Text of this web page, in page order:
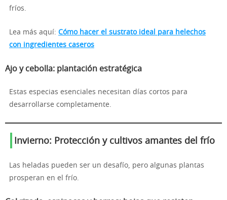
fríos.
Lea más aquí: Cómo hacer el sustrato ideal para helechos
con ingredientes caseros
Ajo y cebolla: plantación estratégica
Estas especias esenciales necesitan días cortos para
desarrollarse completamente.
Invierno: Protección y cultivos amantes del frío
Las heladas pueden ser un desafío, pero algunas plantas
prosperan en el frío.